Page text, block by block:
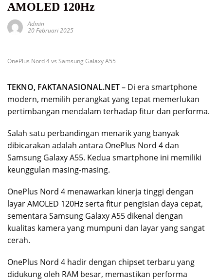
AMOLED 120Hz
Admin
20 Februari 2025
OnePlus Nord 4 vs Samsung Galaxy A55
TEKNO, FAKTANASIONAL.NET– Di era smartphone
modern, memilih perangkat yang tepat memerlukan
pertimbangan mendalam terhadap fitur dan performa.
Salah satu perbandingan menarik yang banyak
dibicarakan adalah antara OnePlus Nord 4 dan
Samsung Galaxy A55. Kedua smartphone ini memiliki
keunggulan masing-masing.
OnePlus Nord 4 menawarkan kinerja tinggi dengan
layar AMOLED 120Hz serta fitur pengisian daya cepat,
sementara Samsung Galaxy A55 dikenal dengan
kualitas kamera yang mumpuni dan layar yang sangat
cerah.
OnePlus Nord 4 hadir dengan chipset terbaru yang
didukung oleh RAM besar, memastikan performa